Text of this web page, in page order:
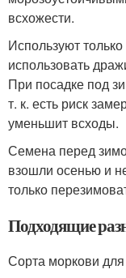
всхожести.
Используют
использовать
При посадке под
т. к. есть риск
уменьшит всходы.
Семена перед
взошли осенью и
только
Подходящие
Сорта моркови